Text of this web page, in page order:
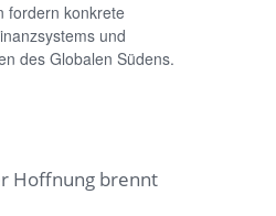
fordern konkrete
und
des Globalen Südens.
Hoffnung brennt